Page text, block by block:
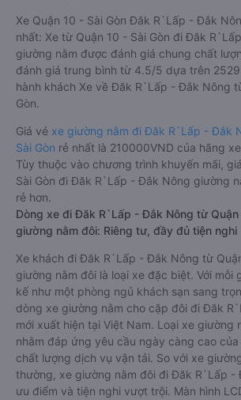
Xe Quận 10 - Sài Gòn Đăk R`Lấp - Đắk
nhất: Xe từ Quận 10 - Sài Gòn đi Đăk
giường nằm được đánh giá chung chất
đánh giá trung bình từ 4.5/5 dựa trên
hành khách Xe về Đăk R`Lấp - Đắk Nông
Gòn.
Giá vé xe giường nằm đi Đăk R`Lấp - Đắk
Sài Gòn rẻ nhất là 210000VND của hãng
Tùy thuộc vào chương trình khuyến mãi,
Sài Gòn đi Đăk R`Lấp - Đắk Nông giường
rẻ hơn.
Dòng xe đi Đăk R`Lấp - Đắk Nông từ Quận
giường nằm đôi: Riêng tư, đầy đủ tiện nghi
Xe khách đi Đăk R`Lấp - Đắk Nông từ
giường nằm đôi là loại xe đặc biệt. Với mỗi
kế như một phòng ngủ khách sạn sang
dòng xe giường nằm cho cặp đôi đi Đăk
mới xuất hiện tại Việt Nam. Loại xe giường
nhằm đáp ứng yêu cầu ngày càng cao
chất lượng dịch vụ vận tải. So với xe
thường, xe giường nằm đôi đi Đăk R`Lấp -
ưu điểm và tiện nghi vượt trội. Màn hình